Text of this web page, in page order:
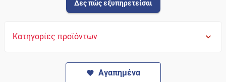
Δες πώς εξυπηρετείσαι
Κατηγορίες προϊόντων
Αγαπημένα